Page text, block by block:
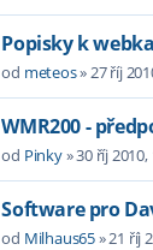
Popisky k
od meteos»27 říj
WMR200 -
od Pinky»30 říj 2010,
Software pro
od Milhaus65»21 říj